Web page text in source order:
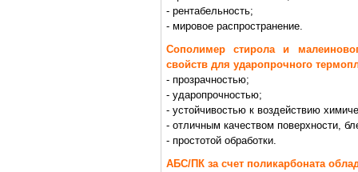
- рентабельность;
- мировое распространение.
Сополимер стирола и
свойств для ударопрочного
- прозрачностью;
- ударопрочностью;
- устойчивостью к воздействию
- отличным качеством поверхности,
- простотой обработки.
АБС/ПК за счет поликарбоната